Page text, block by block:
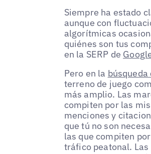
Siempre ha estado
aunque con
algorítmicas
quiénes son tus
en la SERP de
Pero en la búsqueda
terreno de juego
más amplio. Las
compiten por las
menciones y
que tú no son
las que compiten
tráfico peatonal. Las